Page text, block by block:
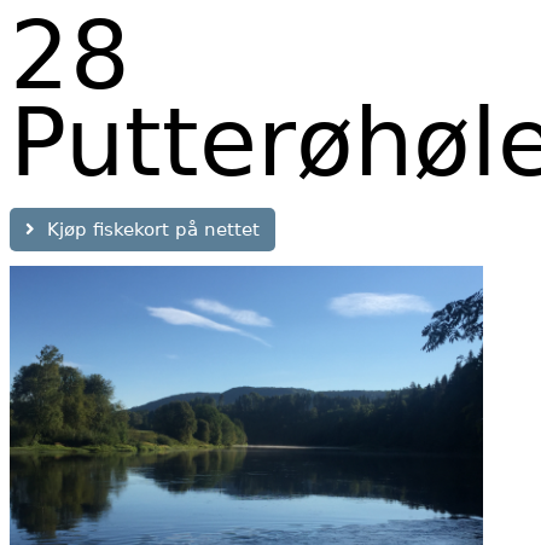
28
Kjøp fiskekort på nettet